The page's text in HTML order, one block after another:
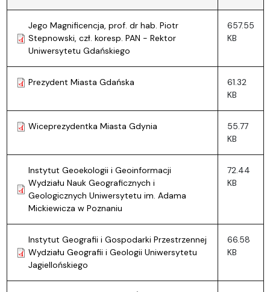
Jego Magnificencja, prof. dr hab. Piotr
Stepnowski, czł. koresp. PAN - Rektor
Uniwersytetu Gdańskiego
657.55
KB
Prezydent Miasta Gdańska
61.32
KB
Wiceprezydentka Miasta Gdynia
55.77
KB
Instytut Geoekologii i Geoinformacji
Wydziału Nauk Geograficznych i
Geologicznych Uniwersytetu im. Adama
Mickiewicza w Poznaniu
72.44
KB
Instytut Geografii i Gospodarki Przestrzennej
Wydziału Geografii i Geologii Uniwersytetu
Jagiellońskiego
66.58
KB